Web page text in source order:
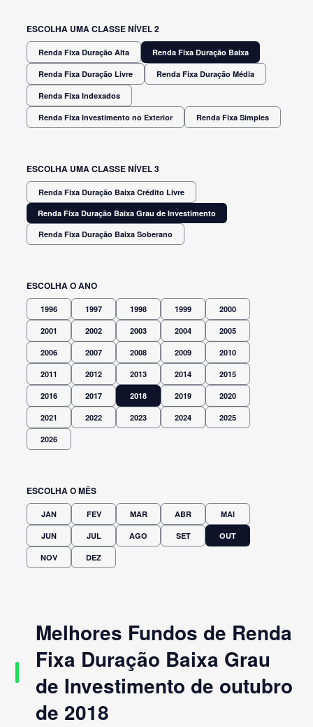
ESCOLHA UMA CLASSE NÍVEL 2
Renda Fixa Duração Alta Renda Fixa Duração Baixa
Renda Fixa Duração Livre Renda Fixa Duração Média
Renda Fixa Indexados
Renda Fixa Investimento no Exterior Renda Fixa Simples
ESCOLHA UMA CLASSE NÍVEL 3
Renda Fixa Duração Baixa Crédito Livre
Renda Fixa Duração Baixa Grau de Investimento
Renda Fixa Duração Baixa Soberano
ESCOLHA O ANO
1996 1997 1998 1999 2000
2001 2002 2003 2004 2005
2006 2007 2008 2009 2010
2011 2012 2013 2014 2015
2016 2017 2018 2019 2020
2021 2022 2023 2024 2025
2026
ESCOLHA O MÊS
JAN FEV MAR ABR MAI
JUN JUL AGO SET OUT
NOV DEZ
Melhores Fundos de Renda
Fixa Duração Baixa Grau
de Investimento de outubro
de 2018